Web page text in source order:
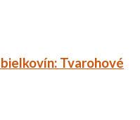
Tvarohové